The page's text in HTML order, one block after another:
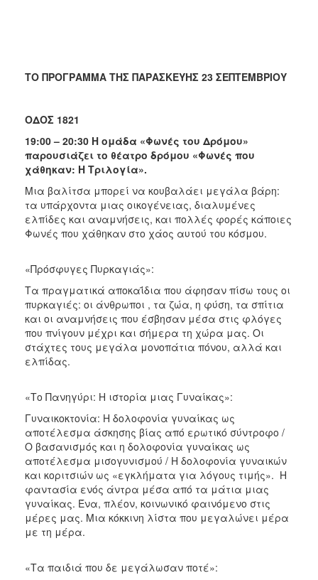
ΤΟ ΠΡΟΓΡΑΜΜΑ ΤΗΣ ΠΑΡΑΣΚΕΥΗΣ 23 ΣΕΠΤΕΜΒΡΙΟΥ
ΟΔΟΣ 1821
19:00 – 20:30 Η ομάδα «Φωνές του Δρόμου»
παρουσιάζει το θέατρο δρόμου «Φωνές που
χάθηκαν: Η Τριλογία».
Μια βαλίτσα μπορεί να κουβαλάει μεγάλα βάρη:
τα υπάρχοντα μιας οικογένειας, διαλυμένες
ελπίδες και αναμνήσεις, και πολλές φορές κάποιες
Φωνές που χάθηκαν στο χάος αυτού του κόσμου.
«Πρόσφυγες Πυρκαγιάς»:
Τα πραγματικά αποκαΐδια που άφησαν πίσω τους οι
πυρκαγιές: οι άνθρωποι , τα ζώα, η φύση, τα σπίτια
και οι αναμνήσεις που έσβησαν μέσα στις φλόγες
που πνίγουν μέχρι και σήμερα τη χώρα μας. Οι
στάχτες τους μεγάλα μονοπάτια πόνου, αλλά και
ελπίδας.
«Το Πανηγύρι: Η ιστορία μιας Γυναίκας»:
Γυναικοκτονία: Η δολοφονία γυναίκας ως
αποτέλεσμα άσκησης βίας από ερωτικό σύντροφο /
Ο βασανισμός και η δολοφονία γυναίκας ως
αποτέλεσμα μισογυνισμού / Η δολοφονία γυναικών
και κοριτσιών ως «εγκλήματα για λόγους τιμής». Η
φαντασία ενός άντρα μέσα από τα μάτια μιας
γυναίκας. Ένα, πλέον, κοινωνικό φαινόμενο στις
μέρες μας. Μια κόκκινη λίστα που μεγαλώνει μέρα
με τη μέρα.
«Τα παιδιά που δε μεγάλωσαν ποτέ»: